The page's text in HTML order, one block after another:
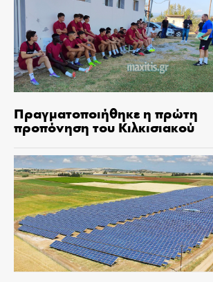
Πραγματοποιήθηκε η πρώτη
προπόνηση του Κιλκισιακού